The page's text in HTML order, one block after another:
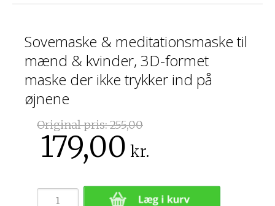
Sovemaske & meditationsmaske til
mænd & kvinder, 3D-formet
maske der ikke trykker ind på
øjnene
Original pris:255,00
179,00 kr.